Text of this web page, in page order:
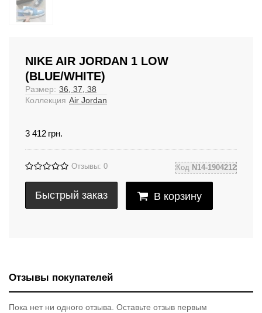
NIKE AIR JORDAN 1 LOW
(BLUE/WHITE)
Размер: 36, 37, 38
Коллекция Air Jordan
3 412 грн.
Отзывы: 0 Код N14-1904212
Быстрый заказ В корзину
Отзывы покупателей
Пока нет ни одного отзыва. Оставьте отзыв первым